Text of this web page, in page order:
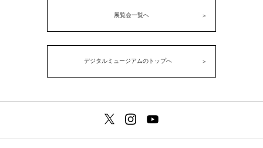
展覧会一覧へ
デジタルミュージアムのトップへ